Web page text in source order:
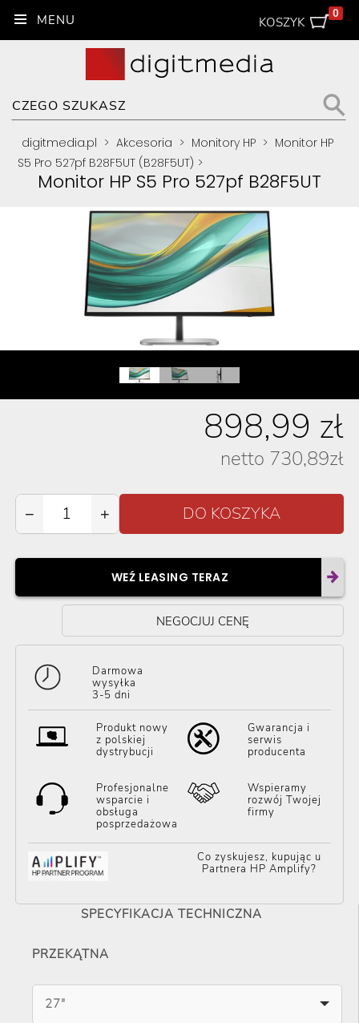
KOSZYK
0
digitmedia.pl > Akcesoria > Monitory HP > Monitor HP
S5 Pro 527pf B28F5UT (B28F5UT) >
Monitor HP S5 Pro 527pf B28F5UT
898,99 zł
netto 730,89zł
− +
WEŹ LEASING TERAZ
NEGOCJUJ CENĘ
Darmowa
wysyłka
3-5 dni
Produkt nowy
z polskiej
dystrybucji
Gwarancja i
serwis
producenta
Profesjonalne
wsparcie i
obsługa
posprzedażowa
Wspieramy
rozwój Twojej
firmy
Co zyskujesz, kupując u
Partnera HP Amplify?
SPECYFIKACJA TECHNICZNA
PRZEKĄTNA
27"